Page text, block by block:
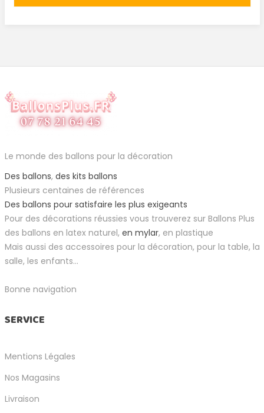
Le monde des ballons pour la décoration
Des ballons, des kits ballons
Plusieurs centaines de références
Des ballons pour satisfaire les plus exigeants
Pour des décorations réussies vous trouverez sur Ballons Plus
des ballons en latex naturel, en mylar, en plastique
Mais aussi des accessoires pour la décoration, pour la table, la
salle, les enfants...
Bonne navigation
SERVICE
Mentions Légales
Nos Magasins
Livraison